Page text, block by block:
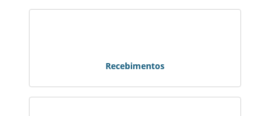
Recebimentos